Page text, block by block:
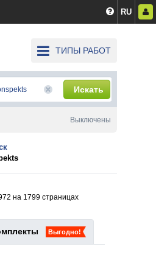
RU
ТИПЫ РАБОТ
Искать
на 1799 страницах
Выгодно!
Выключены